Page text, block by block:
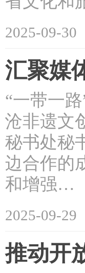
2025-09-30
汇聚媒
“一带一
沧非遗文
秘书处秘
边合作的
和增强…
2025-09-29
推动开